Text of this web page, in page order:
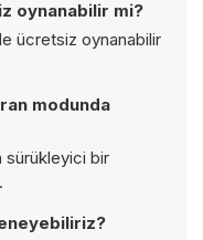
oynanabilir mi?
ücretsiz oynanabilir
modunda
sürükleyici bir